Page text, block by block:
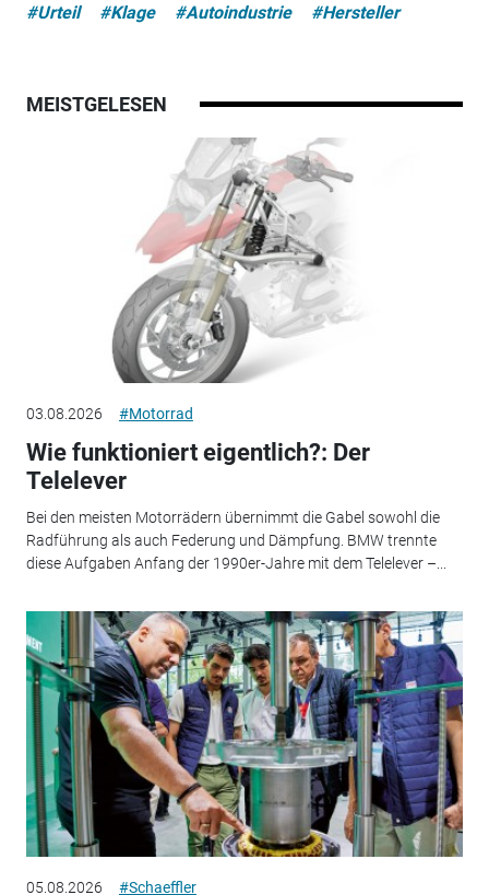
#Urteil
#Klage #Autoindustrie #Hersteller
MEISTGELESEN
03.08.2026 #Motorrad
Wie funktioniert eigentlich?: Der
Telelever
Bei den meisten Motorrädern übernimmt die Gabel sowohl die
Radführung als auch Federung und Dämpfung. BMW trennte
diese Aufgaben Anfang der 1990er-Jahre mit dem Telelever –...
05.08.2026 #Schaeffler